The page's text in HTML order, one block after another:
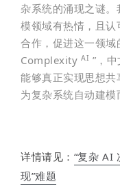
杂系统的涌现之谜
模领域有热情，且
合作，促进这一领
Complexity AI ”，
能够真正实现思想
为复杂系统自动建模
详情请见： “复杂 AI
现”难题